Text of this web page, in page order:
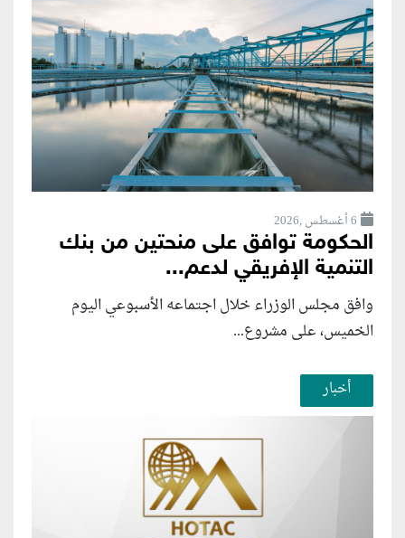
6 أغسطس ,2026
الحكومة توافق على منحتين من بنك
التنمية الإفريقي لدعم...
وافق مجلس الوزراء خلال اجتماعه الأسبوعي اليوم
الخميس، على مشروع...
أخبار